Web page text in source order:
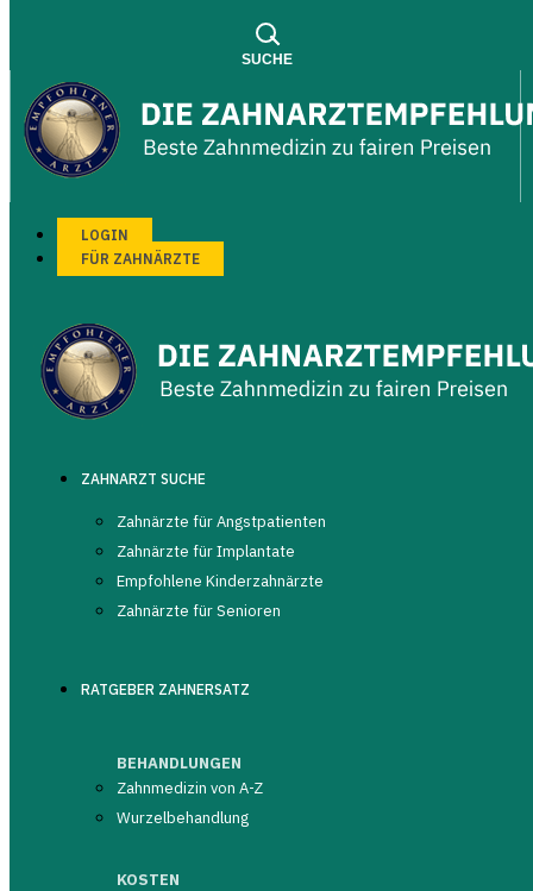
SUCHE
LOGIN
FÜR ZAHNÄRZTE
ZAHNARZT SUCHE
Zahnärzte für Angstpatienten
Zahnärzte für Implantate
Empfohlene Kinderzahnärzte
Zahnärzte für Senioren
RATGEBER ZAHNERSATZ
BEHANDLUNGEN
Zahnmedizin von A-Z
Wurzelbehandlung
KOSTEN
Dr. med. dent. Cornelia Hill
+49 (0)3504 - 61 91 26
0 Bewertungen
aus 0 Quellen
☆☆☆☆☆
Zahnarzt empfehlen
Bewertungen lesen